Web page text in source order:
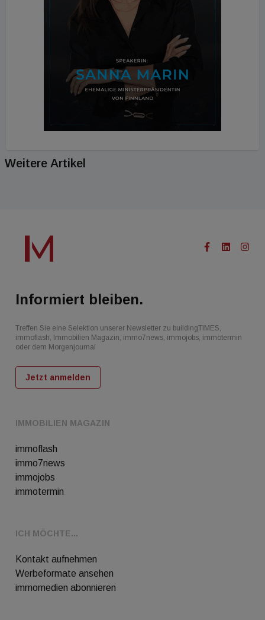
Weitere Artikel
IMMOBILIEN MAGAZIN
immoflash
immo7news
immojobs
immotermin
ICH MÖCHTE...
Kontakt aufnehmen
Werbeformate ansehen
immomedien abonnieren
Informiert bleiben.
Treffen Sie eine Selektion unserer Newsletter zu buildingTIMES,
immoflash, Immobilien Magazin, immo7news, immojobs, immotermin
oder dem Morgenjournal
Jetzt anmelden